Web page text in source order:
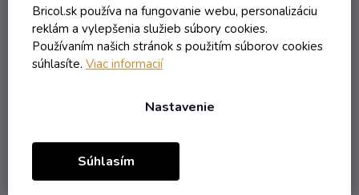
Bricol.sk používa na fungovanie webu, personalizáciu
reklám a vylepšenia služieb súbory cookies.
Používaním našich stránok s použitím súborov cookies
súhlasíte. Viac informacií
Nastavenie
Súhlasím
0,92 € vrátane DPH